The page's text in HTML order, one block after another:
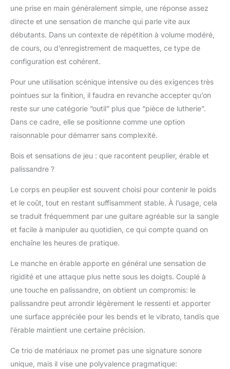
une prise en main généralement simple, une réponse assez
directe et une sensation de manche qui parle vite aux
débutants. Dans un contexte de répétition à volume modéré,
de cours, ou d’enregistrement de maquettes, ce type de
configuration est cohérent.
Pour une utilisation scénique intensive ou des exigences très
pointues sur la finition, il faudra en revanche accepter qu’on
reste sur une catégorie “outil” plus que “pièce de lutherie”.
Dans ce cadre, elle se positionne comme une option
raisonnable pour démarrer sans complexité.
Bois et sensations de jeu : que racontent peuplier, érable et
palissandre ?
Le corps en peuplier est souvent choisi pour contenir le poids
et le coût, tout en restant suffisamment stable. À l’usage, cela
se traduit fréquemment par une guitare agréable sur la sangle
et facile à manipuler au quotidien, ce qui compte quand on
enchaîne les heures de pratique.
Le manche en érable apporte en général une sensation de
rigidité et une attaque plus nette sous les doigts. Couplé à
une touche en palissandre, on obtient un compromis: le
palissandre peut arrondir légèrement le ressenti et apporter
une surface appréciée pour les bends et le vibrato, tandis que
l’érable maintient une certaine précision.
Ce trio de matériaux ne promet pas une signature sonore
unique, mais il vise une polyvalence pragmatique: